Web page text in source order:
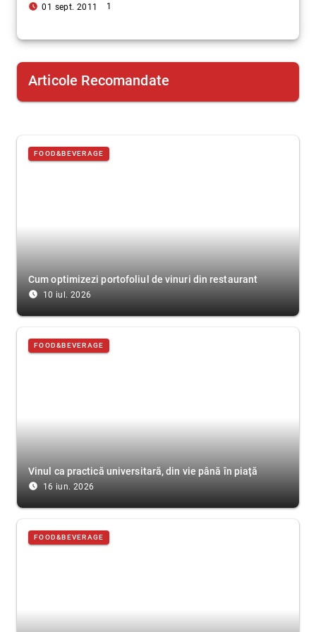
access_time_filled 01 sept. 2011 1
Articole Recomandate
FOOD&BEVERAGE
Cum optimizezi portofoliul de vinuri din restaurant
access_time_filled 10 iul. 2026
FOOD&BEVERAGE
Vinul ca practică universitară, din vie până în piață
access_time_filled 16 iun. 2026
FOOD&BEVERAGE